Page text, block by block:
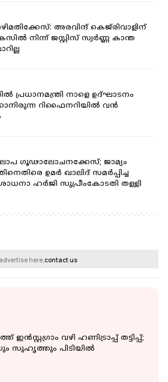
അരവിന്ദ് കെജ്‌രിവാളിന്
കേസിൽ നിന്ന് ജസ്റ്റിസ് സ്വർണ്ണ കാന്ത
പ്രധാനമന്ത്രി നാളെ ഉദ്ഘാടനം
റിഫൈനറിയിൽ വൻ
ഗൂഢാലോചനക്കേസ്; ജാമ്യം
ഉമർ ഖാലിദ് സമർപ്പിച്ച
ഹർജി സുപ്രീംകോടതി തള്ളി
here,contact us
ഇന്‍സ്റ്റഗ്രാം വഴി ഹണിട്രാപ്പ് തട്ടിപ്പ്;
സുഹൃത്തും പിടിയില്‍